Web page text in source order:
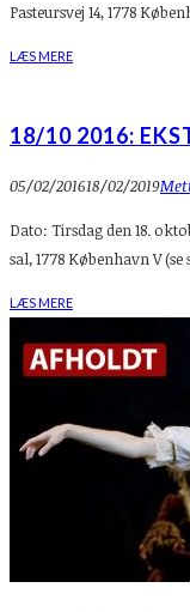
Pasteursvej 14, 1778
LÆS MERE
18/10 2016:
05/02/201618/02/2019
Dato: Tirsdag den 18.
sal, 1778 København V
LÆS MERE